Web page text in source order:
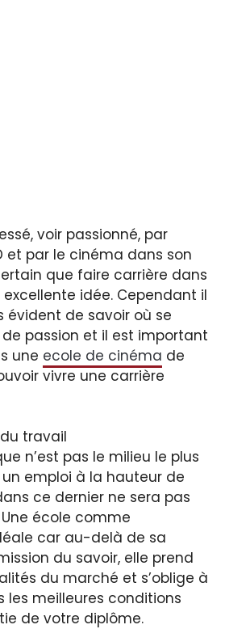
voir passionné, par
et par le cinéma dans son
que faire carrière dans
idée. Cependant il
évident de savoir où se
passion et il est important
une ecole de cinéma de
vivre une carrière
travail
n’est pas le milieu le plus
emploi à la hauteur de
ce dernier ne sera pas
école comme
car au-delà de sa
du savoir, elle prend
du marché et s’oblige à
les meilleures conditions
de votre diplôme.